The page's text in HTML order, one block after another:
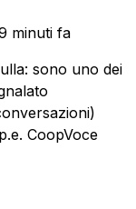
minuti fa
sono uno dei
CoopVoce